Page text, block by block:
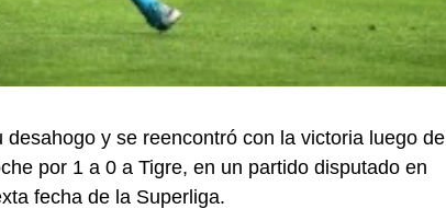
y se reencontró con la victoria luego de
por 1 a 0 a Tigre, en un partido disputado en
fecha de la Superliga.